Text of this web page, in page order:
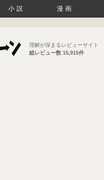
小説 漫画
理解が深まるレビューサイト
総レビュー数 15,915件